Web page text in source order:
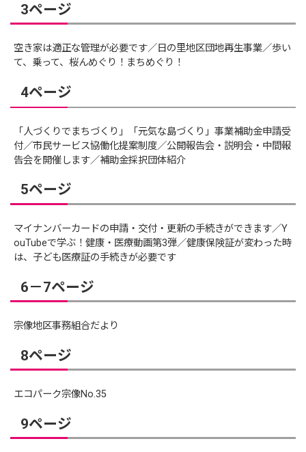
3ページ
空き家は適正な管理が必要です／日の里地区団地再生事業／歩い
て、乗って、桜んめぐり！まちめぐり！
4ページ
「人づくりでまちづくり」「元気な島づくり」事業補助金申請受
付／市民サービス協働化提案制度／公開報告会・説明会・中間報
告会を開催します／補助金採択団体紹介
5ページ
マイナンバーカードの申請・交付・更新の手続きができます／Y
ouTubeで学ぶ！健康・医療動画第3弾／健康保険証が変わった時
は、子ども医療証の手続きが必要です
6－7ページ
宗像地区事務組合だより
8ページ
エコパーク宗像No.35
9ページ